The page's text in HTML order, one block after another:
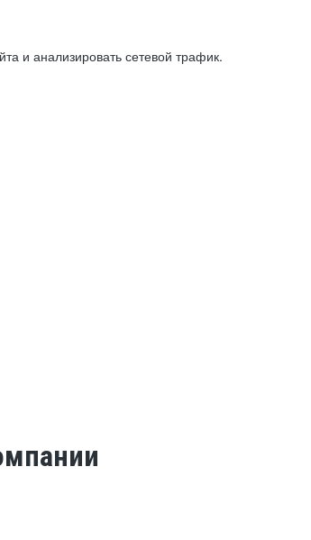
и анализировать сетевой трафик.